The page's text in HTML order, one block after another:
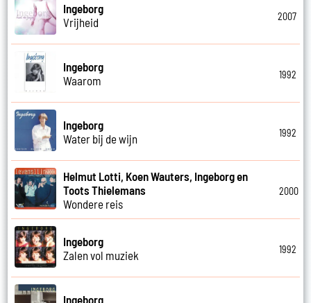
Ingeborg
Vrijheid
2007
Ingeborg
Waarom
1992
Ingeborg
Water bij de wijn
1992
Helmut Lotti, Koen Wauters, Ingeborg en
Toots Thielemans
Wondere reis
2000
Ingeborg
Zalen vol muziek
1992
Ingeborg